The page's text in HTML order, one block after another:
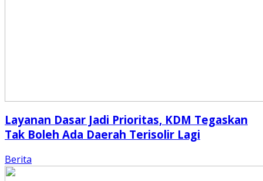
Layanan Dasar Jadi Prioritas, KDM Tegaskan
Tak Boleh Ada Daerah Terisolir Lagi
Berita